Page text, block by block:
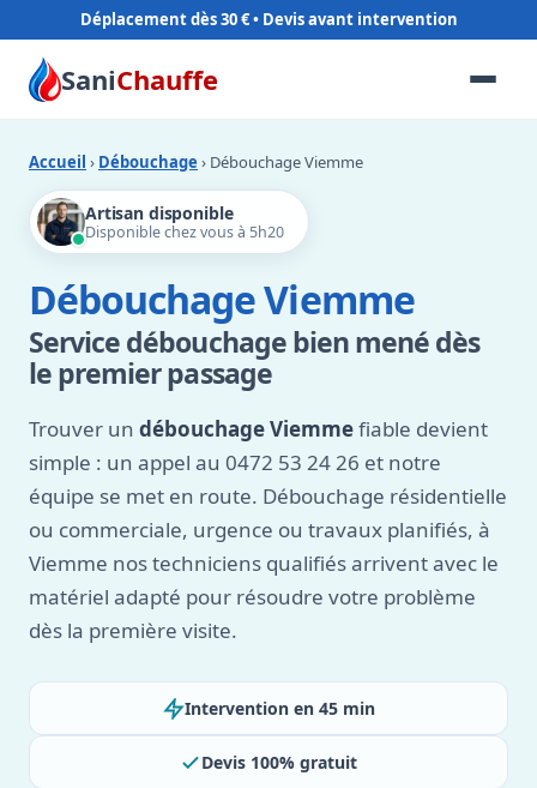
Déplacement dès 30 €
SaniChauffe
Accueil › Débouchage › Débouchage Viemme
Artisan disponible
Disponible chez vous à 5h20
Débouchage Viemme
Service débouchage bien mené dès
le premier passage
Trouver un débouchage Viemmefiable devient
simple : un appel au 0472 53 24 26 et notre
équipe se met en route. Débouchage résidentielle
ou commerciale, urgence ou travaux planifiés, à
Viemme nos techniciens qualifiés arrivent avec le
matériel adapté pour résoudre votre problème
dès la première visite.
Intervention en 45 min
Devis 100% gratuit